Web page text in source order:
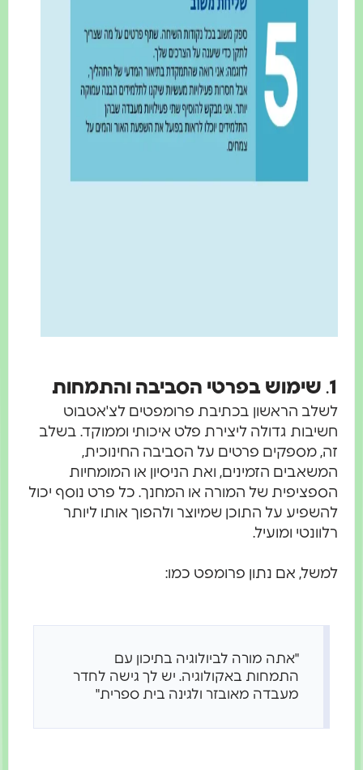
1
. שימוש בפרטי הסביבה והתמחות
לשלב הראשון בכתיבת פרומפטים לצ'אטבוט
חשיבות גדולה ליצירת פלט איכותי וממוקד. בשלב
זה, מספקים פרטים על הסביבה החינוכית,
המשאבים הזמינים, ואת הניסיון או המומחיות
הספציפית של המורה או המחנך. כל פרט נוסף יכול
להשפיע על התוכן שמיוצר ולהפוך אותו ליותר
רלוונטי ומועיל.
למשל, אם נתון פרומפט כמו:
"אתה מורה לביולוגיה בתיכון עם
התמחות באקולוגיה. יש לך גישה לחדר
מעבדה מאובזר ולגינה בית ספרית"